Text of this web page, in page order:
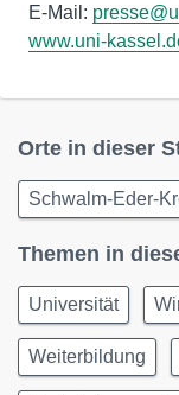
E-Mail:
www.uni-
Orte in dieser
Schwalm-Eder-
Themen in
Universität
Weiterbildung